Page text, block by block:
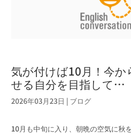
気が付けば10月！今
せる自分を目指して…
2026年03月23日 | ブログ
10月も中旬に入り、朝晩の空気に秋